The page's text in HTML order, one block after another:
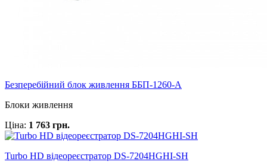
Безперебійний блок живлення ББП-1260-А
Блоки живлення
Ціна: 1 763 грн.
Turbo HD відеореєстратор DS-7204HGHI-SH